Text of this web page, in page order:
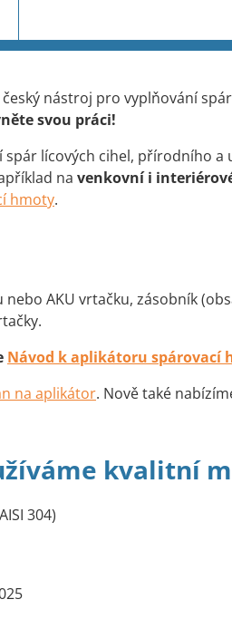
nástroj pro vyplňování
svou práci!
lícových cihel, přírodního a
na venkovní i
hmoty.
AKU vrtačku, zásobník
Návod k aplikátoru spárovací
na aplikátor. Nově také
kvalitní
304)